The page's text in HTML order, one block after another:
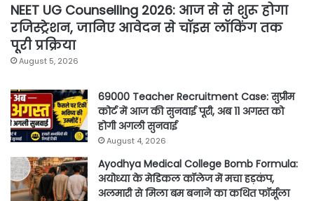
NEET UG Counselling 2026: आज से से शुरू होगा
रजिस्ट्रेशन, जानिए आवेदन से चॉइस लॉकिंग तक
पूरी प्रक्रिया
August 5, 2026
69000 Teacher Recruitment Case: सुप्रीम
कोर्ट में आज की सुनवाई पूरी, अब 11 अगस्त को
होगी अगली सुनवाई
August 4, 2026
Ayodhya Medical College Bomb Formula:
अयोध्या के मेडिकल कॉलेज में मचा हड़कंप,
अलमारी से मिला बम बनाने का कथित फॉर्मूला